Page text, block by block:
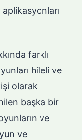
aplikasyonları
farklı
hileli ve
olarak
başka bir
ve
ve